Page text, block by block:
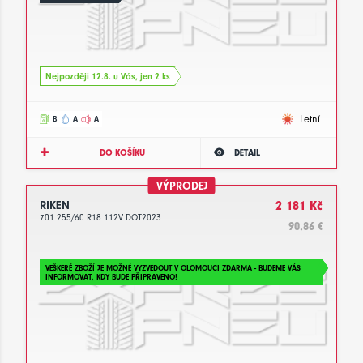
Nejpozději 12.8. u Vás, jen 2 ks
B A A Letní
DO KOŠÍKU DETAIL
VÝPRODEJ
RIKEN
701 255/60 R18 112V DOT2023
2 181 Kč
90.86 €
VEŠKERÉ ZBOŽÍ JE MOŽNÉ VYZVEDOUT V OLOMOUCI ZDARMA - BUDEME VÁS
INFORMOVAT, KDY BUDE PŘIPRAVENO!